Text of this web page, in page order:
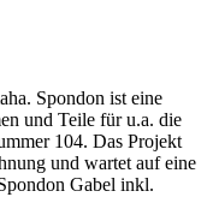
Spondon ist eine
und Teile für u.a. die
104. Das Projekt
und wartet auf eine
Gabel inkl.